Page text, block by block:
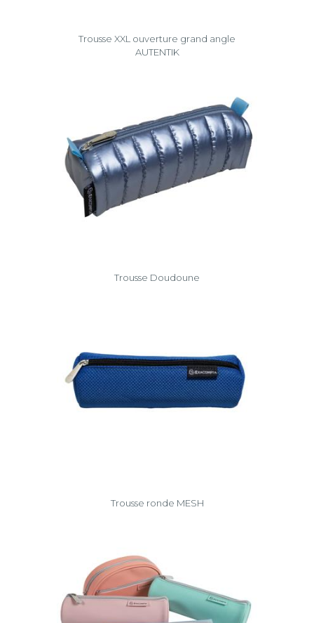
Trousse XXL ouverture grand angle
AUTENTIK
Trousse Doudoune
Trousse ronde MESH